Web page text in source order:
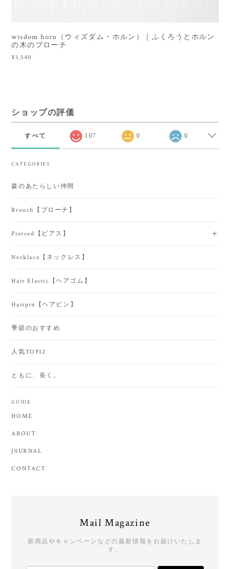
wisdom horn（ウィズダム・ホルン）｜ふくろうとホルン
の木のブローチ
¥1,540
ショップの評価
すべて 107 0 0
CATEGORIES
森のあたらしい仲間
Brooch【ブローチ】
Pierced【ピアス】
Necklace【ネックレス】
Hair Elastic【ヘアゴム】
Hairpin【ヘアピン】
季節のおすすめ
人気TOP12
ともに、長く。
GUIDE
HOME
ABOUT
J0URNAL
CONTACT
Mail Magazine
新商品やキャンペーンなどの最新情報をお届けいたしま
す。